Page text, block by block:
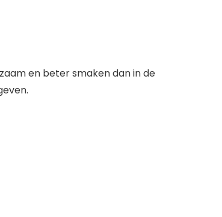
en beter smaken dan in de